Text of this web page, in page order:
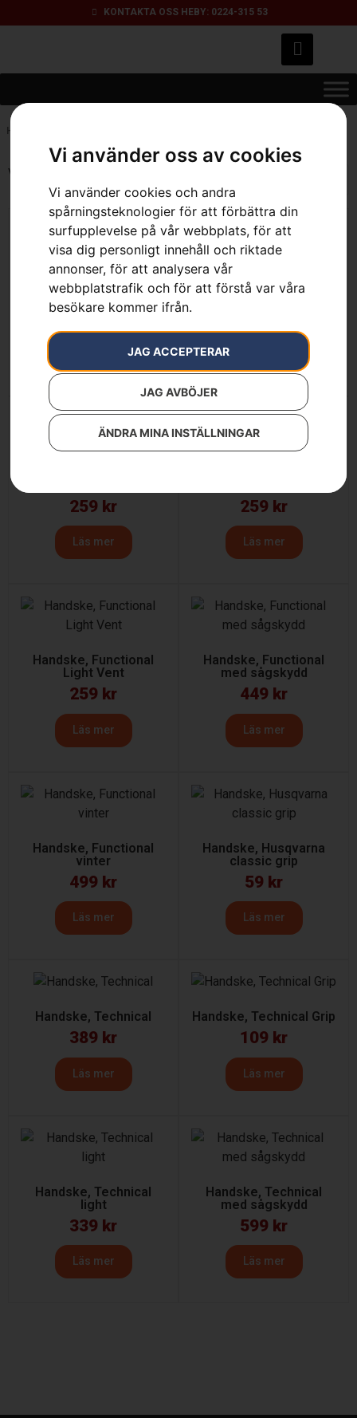
Vi använder oss av cookies
Vi använder cookies och andra
spårningsteknologier för att förbättra din
surfupplevelse på vår webbplats, för att
visa dig personligt innehåll och riktade
annonser, för att analysera vår
webbplatstrafik och för att förstå var våra
besökare kommer ifrån.
JAG ACCEPTERAR
JAG AVBÖJER
ÄNDRA MINA INSTÄLLNINGAR
KONTAKTA OSS HEBY: 0224-315 53
Hem
Visar alla 12 resultat
Handske, Functional
339kr
Handske, Functional
Grip Vinter
259 kr
Läs mer
259 kr
Läs mer
Handske, Functional
Light Vent
259 kr
Läs mer
Handske, Functional
med sågskydd
449 kr
Läs mer
Handske, Functional
vinter
499 kr
Läs mer
Handske, Husqvarna
classic grip
59 kr
Läs mer
Handske, Technical
389 kr
Läs mer
Handske, Technical Grip
109 kr
Läs mer
Handske, Technical
light
339 kr
Läs mer
Handske, Technical
med sågskydd
599 kr
Läs mer